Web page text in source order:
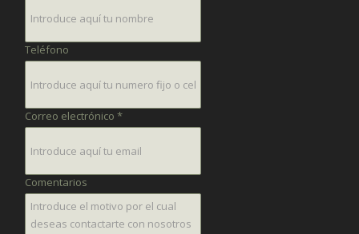
Teléfono
Correo electrónico *
Comentarios